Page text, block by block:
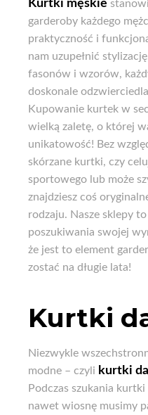
Kurtki męskie
garderoby każdego
praktyczność i
nam uzupełnić
fasonów i wzorów,
doskonale
Kupowanie kurtek w
wielką zaletę, o której
unikatowość! Bez
skórzane kurtki, czy
sportowego lub może
znajdziesz coś
rodzaju. Nasze sklepy
poszukiwania swojej
że jest to element
zostać na długie lata!
Kurtki
Niezwykle
modne – czyli kurtki
Podczas szukania
nawet wiosnę musimy